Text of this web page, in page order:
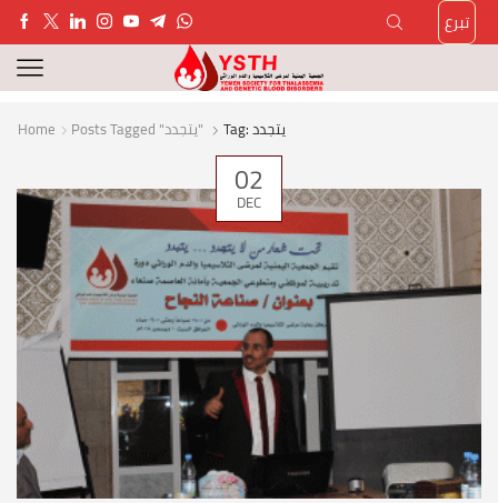
تبرع
Home Posts Tagged "يتجدد" Tag: يتجدد
02
DEC